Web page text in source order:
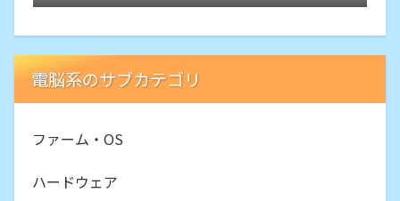
電脳系のサブカテゴリ
ファーム・OS
ハードウェア